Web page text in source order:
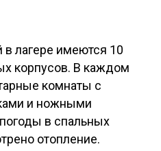
лагере имеются 10
корпусов. В каждом
комнаты с
и ножными
в спальных
отопление.